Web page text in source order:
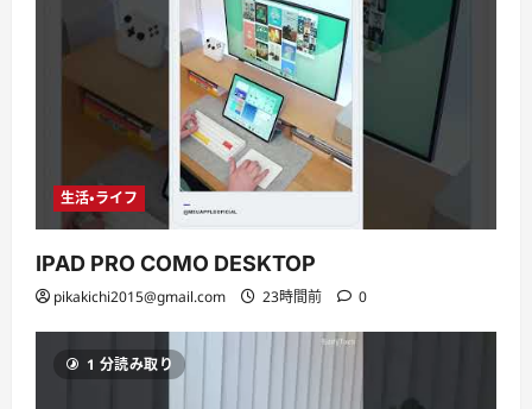
生活・ライフ
IPAD PRO COMO DESKTOP
pikakichi2015@gmail.com 23時間前 0
1 分読み取り